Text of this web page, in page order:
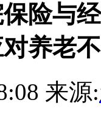
险与
养老
来源: